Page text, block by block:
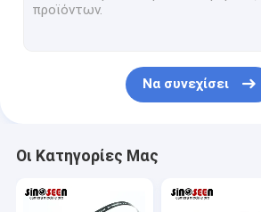
Να συνεχίσει
Οι Κατηγορίες Μας